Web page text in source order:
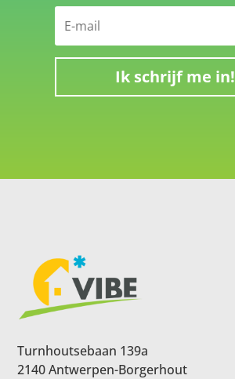
Ik schrijf me in!
Turnhoutsebaan 139a
2140 Antwerpen-Borgerhout